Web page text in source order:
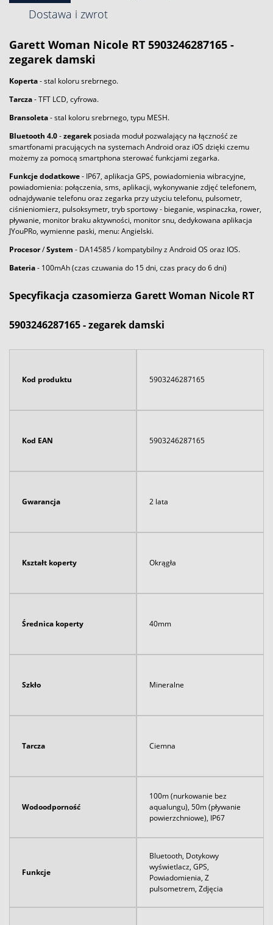
Dostawa i zwrot
Garett Woman Nicole RT 5903246287165 -
zegarek damski
Koperta- stal koloru srebrnego.
Tarcza- TFT LCD, cyfrowa.
Bransoleta- stal koloru srebrnego, typu MESH.
Bluetooth 4.0-zegarekposiada moduł pozwalający na łączność ze
smartfonami pracujących na systemach Android oraz iOS dzięki czemu
możemy za pomocą smartphona sterować funkcjami zegarka.
Funkcje dodatkowe- IP67, aplikacja GPS, powiadomienia wibracyjne,
powiadomienia: połączenia, sms, aplikacji, wykonywanie zdjęć telefonem,
odnajdywanie telefonu oraz zegarka przy użyciu telefonu, pulsometr,
ciśnieniomierz, pulsoksymetr, tryb sportowy - bieganie, wspinaczka, rower,
pływanie, monitor braku aktywności, monitor snu, dedykowana aplikacja
JYouPRo, wymienne paski, menu: Angielski.
Procesor/System - DA14585 / kompatybilny z Android OS oraz IOS.
Bateria- 100mAh (czas czuwania do 15 dni, czas pracy do 6 dni)
Specyfikacja czasomierza Garett Woman Nicole RT
5903246287165 - zegarek damski
Kod produktu 5903246287165
Kod EAN 5903246287165
Gwarancja 2 lata
Kształt koperty Okrągła
Średnica koperty 40mm
Szkło Mineralne
Tarcza Ciemna
Wodoodporność
100m (nurkowanie bez
aqualungu), 50m (pływanie
powierzchniowe), IP67
Funkcje
Bluetooth, Dotykowy
wyświetlacz, GPS,
Powiadomienia, Z
pulsometrem, Zdjęcia